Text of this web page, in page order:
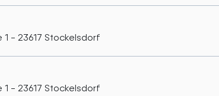
- 23617 Stockelsdorf
- 23617 Stockelsdorf